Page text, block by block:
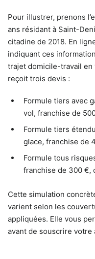
Pour illustrer, prenons
ans résidant à Saint-
citadine de 2018. En
indiquant ces
trajet domicile-travail en
reçoit trois devis :
Formule tiers avec
vol, franchise de
Formule tiers
glace, franchise de
Formule tous
franchise de 300 €,
Cette simulation
varient selon les
appliquées. Elle vous
avant de souscrire votre